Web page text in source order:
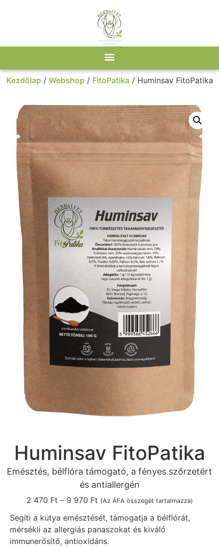
Kezdőlap/ Webshop/ FitoPatika/ Huminsav FitoPatika
Huminsav FitoPatika
Emésztés, bélflóra támogató, a fényes szőrzetért
és antiallergén
2 470 Ft – 9 970 Ft (Az ÁFA összegét tartalmazza)
Segíti a kutya emésztését, támogatja a bélflórát,
mérsékli az allergiás panaszokat és kiváló
immunerősítő, antioxidáns.